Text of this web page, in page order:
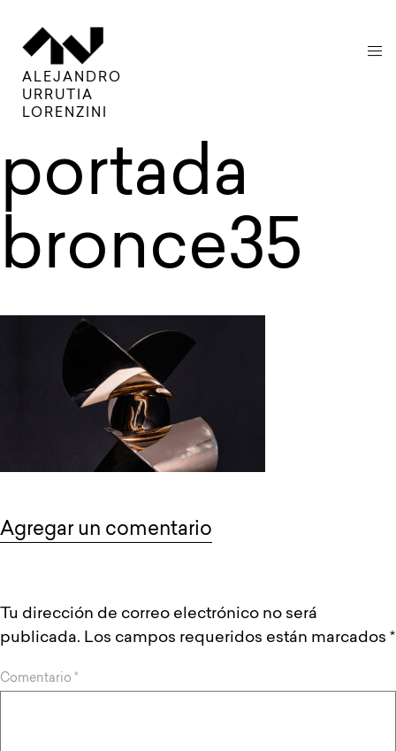
ALEJANDRO
URRUTIA
LORENZINI
menu
portada
bronce35
Agregar un comentario
Tu dirección de correo electrónico no será
publicada. Los campos requeridos están marcados *
Comentario *